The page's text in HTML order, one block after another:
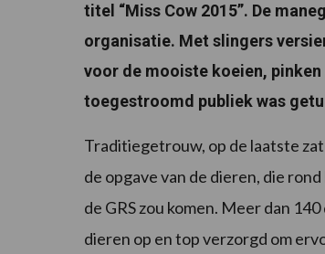
titel “Miss Cow 2015”. De
organisatie. Met slingers
voor de mooiste koeien,
toegestroomd publiek was
Traditiegetrouw, op de laatste
de opgave van de dieren, die
de GRS zou komen. Meer dan
dieren op en top verzorgd om